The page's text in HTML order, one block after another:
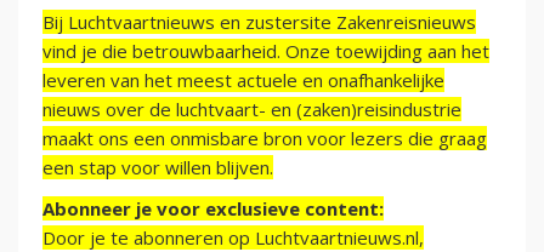
Bij Luchtvaartnieuws en zustersite Zakenreisnieuws
vind je die betrouwbaarheid. Onze toewijding aan het
leveren van het meest actuele en onafhankelijke
nieuws over de luchtvaart- en (zaken)reisindustrie
maakt ons een onmisbare bron voor lezers die graag
een stap voor willen blijven.
Abonneer je voor exclusieve content:
Door je te abonneren op Luchtvaartnieuws.nl,